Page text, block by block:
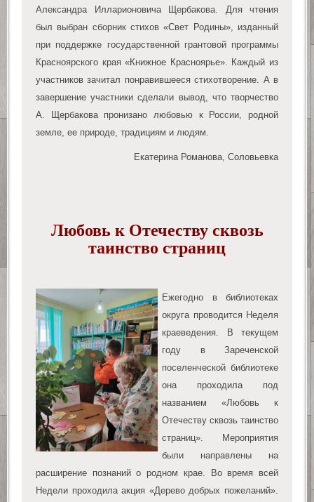
Александра Илларионовича Щербакова. Для чтения
был выбран сборник стихов «Свет Родины», изданный
при поддержке государственной грантовой программы
Красноярского края «Книжное Красноярье». Каждый из
участников зачитал понравившееся стихотворение. А в
завершение участники сделали вывод, что творчество
А. Щербакова пронизано любовью к России, родной
земле, ее природе, традициям и людям.
Екатерина Романова, Соловьевка
Любовь к Отечеству сквозь
таинство страниц
Ежегодно в библиотеках
округа проводится Неделя
краеведения. В текущем
году в Зареченской
поселенческой библиотеке
она проходила под
названием «Любовь к
Отечеству сквозь таинство
страниц». Мероприятия
были направлены на
расширение познаний о родном крае. Во время всей
Недели проходила акция «Дерево добрых пожеланий».